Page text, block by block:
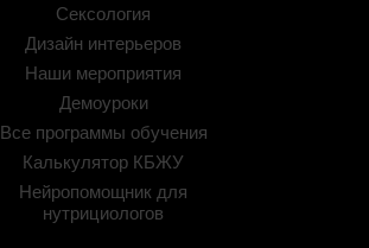
Сексология
Дизайн интерьеров
Наши мероприятия
Демоуроки
Все программы обучения
Калькулятор КБЖУ
Нейропомощник для
нутрициологов